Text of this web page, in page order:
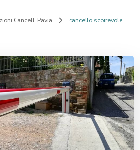
Cancelli Pavia
cancello scorrevole